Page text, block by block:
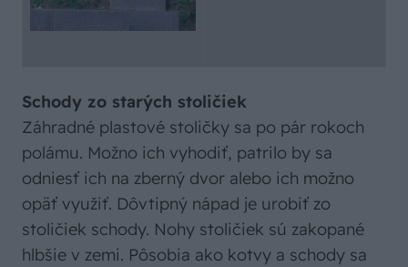
Schody zo starých stoličiek
Záhradné plastové stoličky sa po pár rokoch
polámu. Možno ich vyhodiť, patrilo by sa
odniesť ich na zberný dvor alebo ich možno
opäť využiť. Dôvtipný nápad je urobiť zo
stoličiek schody. Nohy stoličiek sú zakopané
hlbšie v zemi. Pôsobia ako kotvy a schody sa